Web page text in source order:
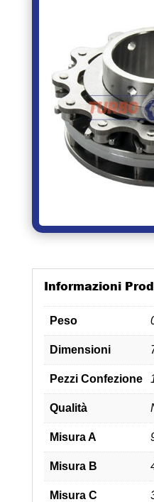
Informazioni
Peso
Dimensioni
Pezzi Confezione
Qualità
Misura A
Misura B
Misura C